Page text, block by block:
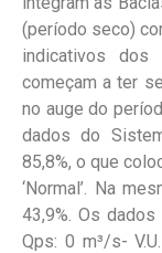
(período seco)
indicativos dos
começam a ter
no auge do
dados do
85,8%, o que
‘Normal’. Na
43,9%. Os
Qps: 0 m³/s-